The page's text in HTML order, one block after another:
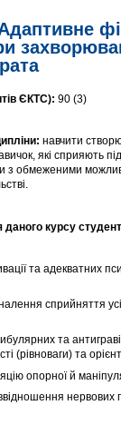
ЄКТС):90 (3)
навчити
які сприяють
з обмеженими
даного курсу
та адекватних
сприйняття
та
(рівноваги) та
опорної й
нервових